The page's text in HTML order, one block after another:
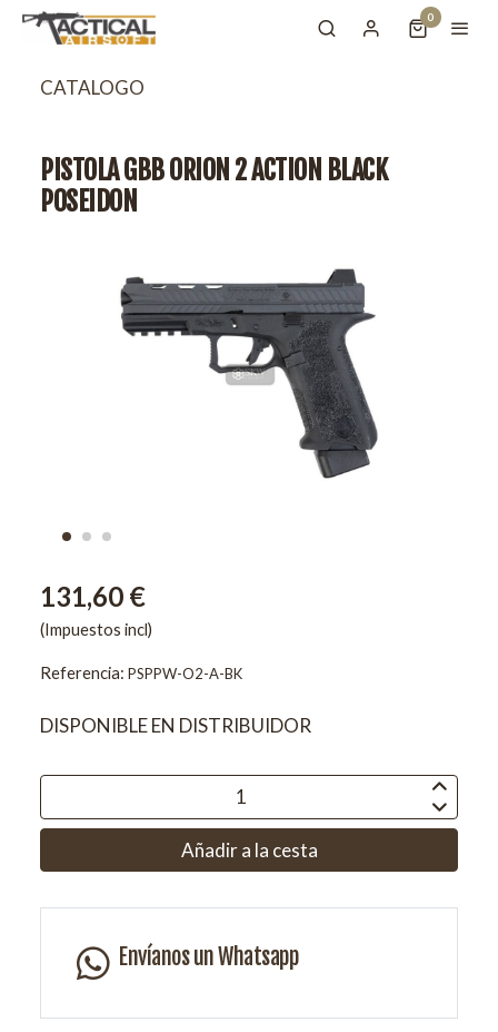
0
CATALOGO
PISTOLA GBB ORION 2 ACTION BLACK
POSEIDON
131,60 €
(Impuestos incl)
Referencia: PSPPW-O2-A-BK
DISPONIBLE EN DISTRIBUIDOR
Añadir a la cesta
Envíanos un Whatsapp